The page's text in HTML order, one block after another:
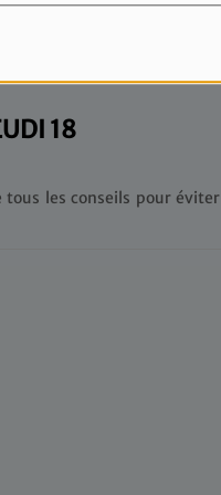
18
tous les conseils pour éviter